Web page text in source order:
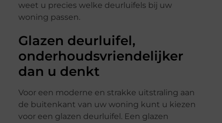
weet u precies welke deurluifels bij uw
woning passen.
Glazen deurluifel,
onderhoudsvriendelijker
dan u denkt
Voor een moderne en strakke uitstraling aan
de buitenkant van uw woning kunt u kiezen
voor een glazen deurluifel. Een glazen